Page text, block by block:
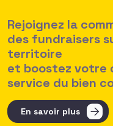
Rejoignez la
des fundraisers
territoire
et boostez votre
service du bien
En savoir plus